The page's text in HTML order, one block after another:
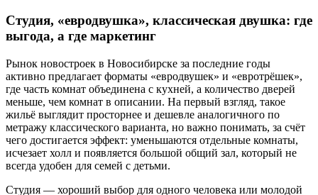
Студия, «евродвушка», классическая двушка: где
выгода, а где маркетинг
Рынок новостроек в Новосибирске за последние годы
активно предлагает форматы «евродвушек» и «евротрёшек»,
где часть комнат объединена с кухней, а количество дверей
меньше, чем комнат в описании. На первый взгляд, такое
жильё выглядит просторнее и дешевле аналогичного по
метражу классического варианта, но важно понимать, за счёт
чего достигается эффект: уменьшаются отдельные комнаты,
исчезает холл и появляется большой общий зал, который не
всегда удобен для семей с детьми.
Студия — хороший выбор для одного человека или молодой